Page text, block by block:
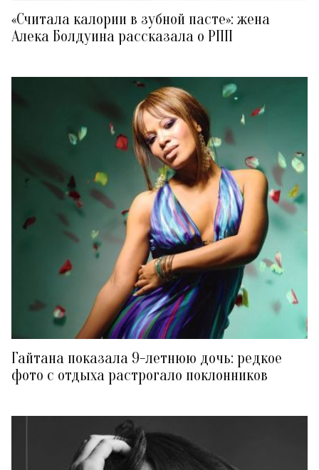
«Считала калории в зубной пасте»: жена
Алека Болдуина рассказала о РПП
Гайтана показала 9-летнюю дочь: редкое
фото с отдыха растрогало поклонников